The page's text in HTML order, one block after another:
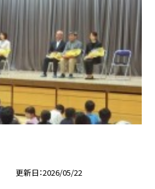
更新日 2026/05/22